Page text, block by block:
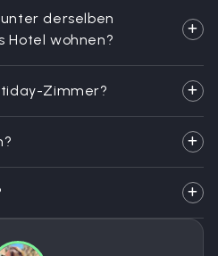
derselben
Hotel wohnen?
Zimmer?